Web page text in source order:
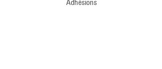
Adhésions